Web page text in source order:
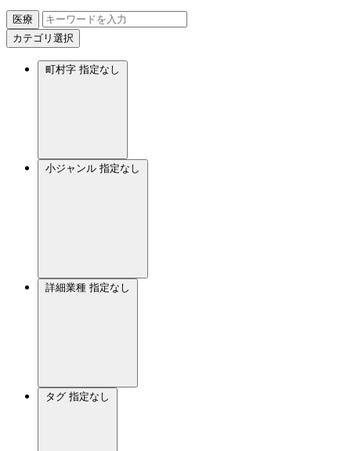
医療
カテゴリ選択
町村字 指定なし
小ジャンル 指定なし
詳細業種 指定なし
タグ 指定なし